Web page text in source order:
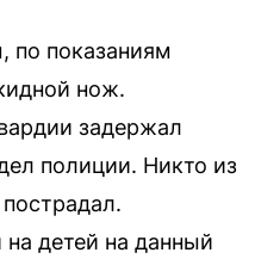
по показаниям
нож.
задержал
полиции. Никто из
детей на данный